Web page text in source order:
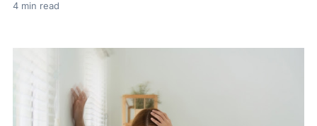
4 min read